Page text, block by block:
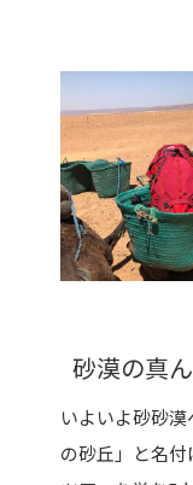
砂漠の真
いよいよ砂砂
の砂丘」と名